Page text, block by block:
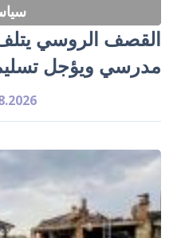
مدرسي ويؤجل